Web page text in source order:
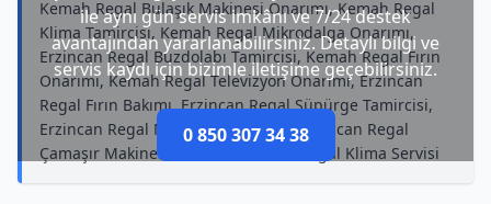
ile aynı gün servis imkânı ve 7/24 destek
avantajından yararlanabilirsiniz. Detaylı bilgi ve
servis kaydı için bizimle iletişime geçebilirsiniz.
0 850 307 34 38
Kemah Regal Bulaşık Makinesi Onarımı, Kemah Regal
Klima Tamircisi, Kemah Regal Mikrodalga Onarımı,
Erzincan Regal Buzdolabı Tamircisi, Kemah Regal Fırın
Onarımı, Kemah Regal Televizyon Onarımı, Erzincan
Regal Fırın Bakımı, Erzincan Regal Süpürge Tamircisi,
Erzincan Regal Mikrodalga Bakımı, Erzincan Regal
Çamaşır Makinesi Onarımı, Kemah Regal Klima Servisi